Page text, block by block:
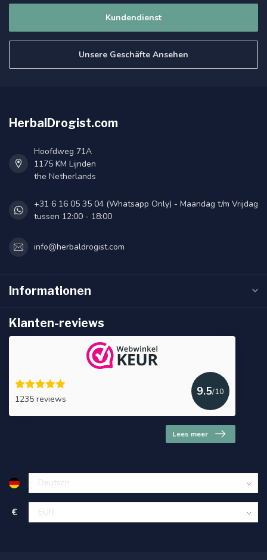
Kundendienst
Unsere Geschäfte Ansehen
HerbalDrogist.com
Hoofdweg 71A
1175 KM Lijnden
the Netherlands
+31 6 16 05 35 04 (Whatsapp Only) - Maandag t/m Vrijdag
tussen 12:00 - 18:00
info@herbaldrogist.com
Informationen
Klanten-reviews
1235 reviews
9.5/10
Lees meer
€